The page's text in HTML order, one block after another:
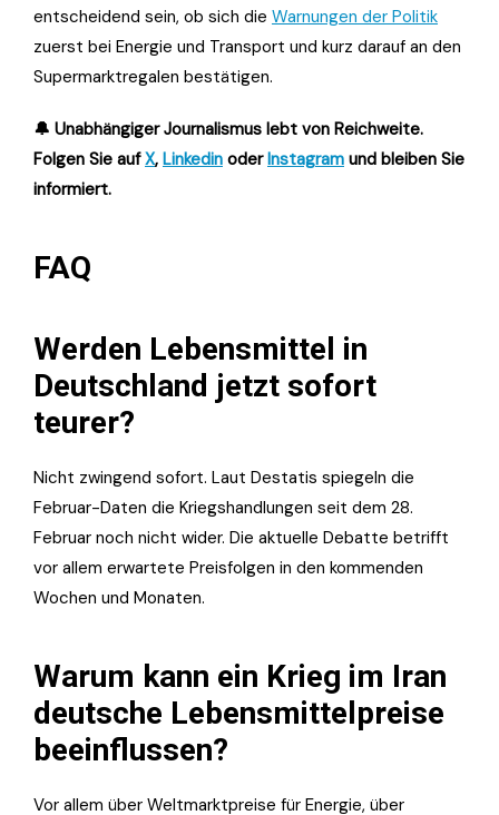
entscheidend sein, ob sich die Warnungen der Politik
zuerst bei Energie und Transport und kurz darauf an den
Supermarktregalen bestätigen.
🔔 Unabhängiger Journalismus lebt von Reichweite.
Folgen Sie aufX, Linkedin oderInstagram und bleiben Sie
informiert.
FAQ
Werden Lebensmittel in
Deutschland jetzt sofort
teurer?
Nicht zwingend sofort. Laut Destatis spiegeln die
Februar-Daten die Kriegshandlungen seit dem 28.
Februar noch nicht wider. Die aktuelle Debatte betrifft
vor allem erwartete Preisfolgen in den kommenden
Wochen und Monaten.
Warum kann ein Krieg im Iran
deutsche Lebensmittelpreise
beeinflussen?
Vor allem über Weltmarktpreise für Energie, über